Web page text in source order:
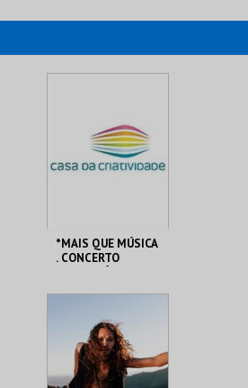
*MAIS QUE MÚSICA
. CONCERTO
CRIATIVIDADE
MAIS INFO